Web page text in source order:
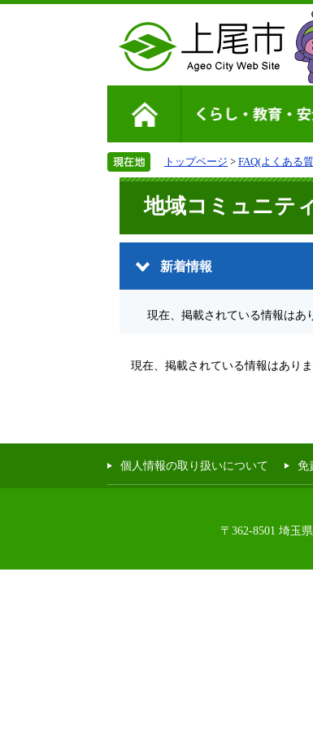
トップページ > FAQ(よくある
地域コミュニテ
新着情報
現在、掲載されている情報はあ
現在、掲載されている情報はありま
個人情報の取り扱いについて 免
〒362-8501 埼玉